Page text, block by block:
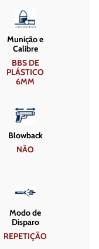
Munição e
Calibre
BBS DE
PLÁSTICO
6MM
Blowback
NÃO
Modo de
Disparo
REPETIÇÃO